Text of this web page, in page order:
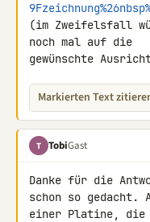
(im Zweifelsfall
noch mal auf die
gewünschte
Markierten Text
T TobiGast
Danke für die
schon so gedacht.
einer Platine, die